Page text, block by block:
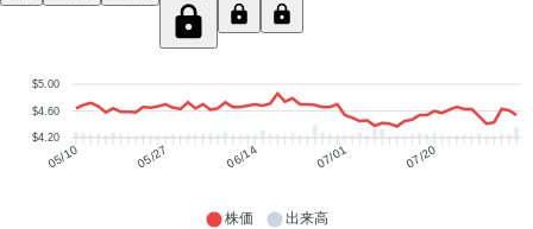
$5.00
$4.60
$4.20
05/10 05/27 06/14 07/01 07/20
株価 出来高